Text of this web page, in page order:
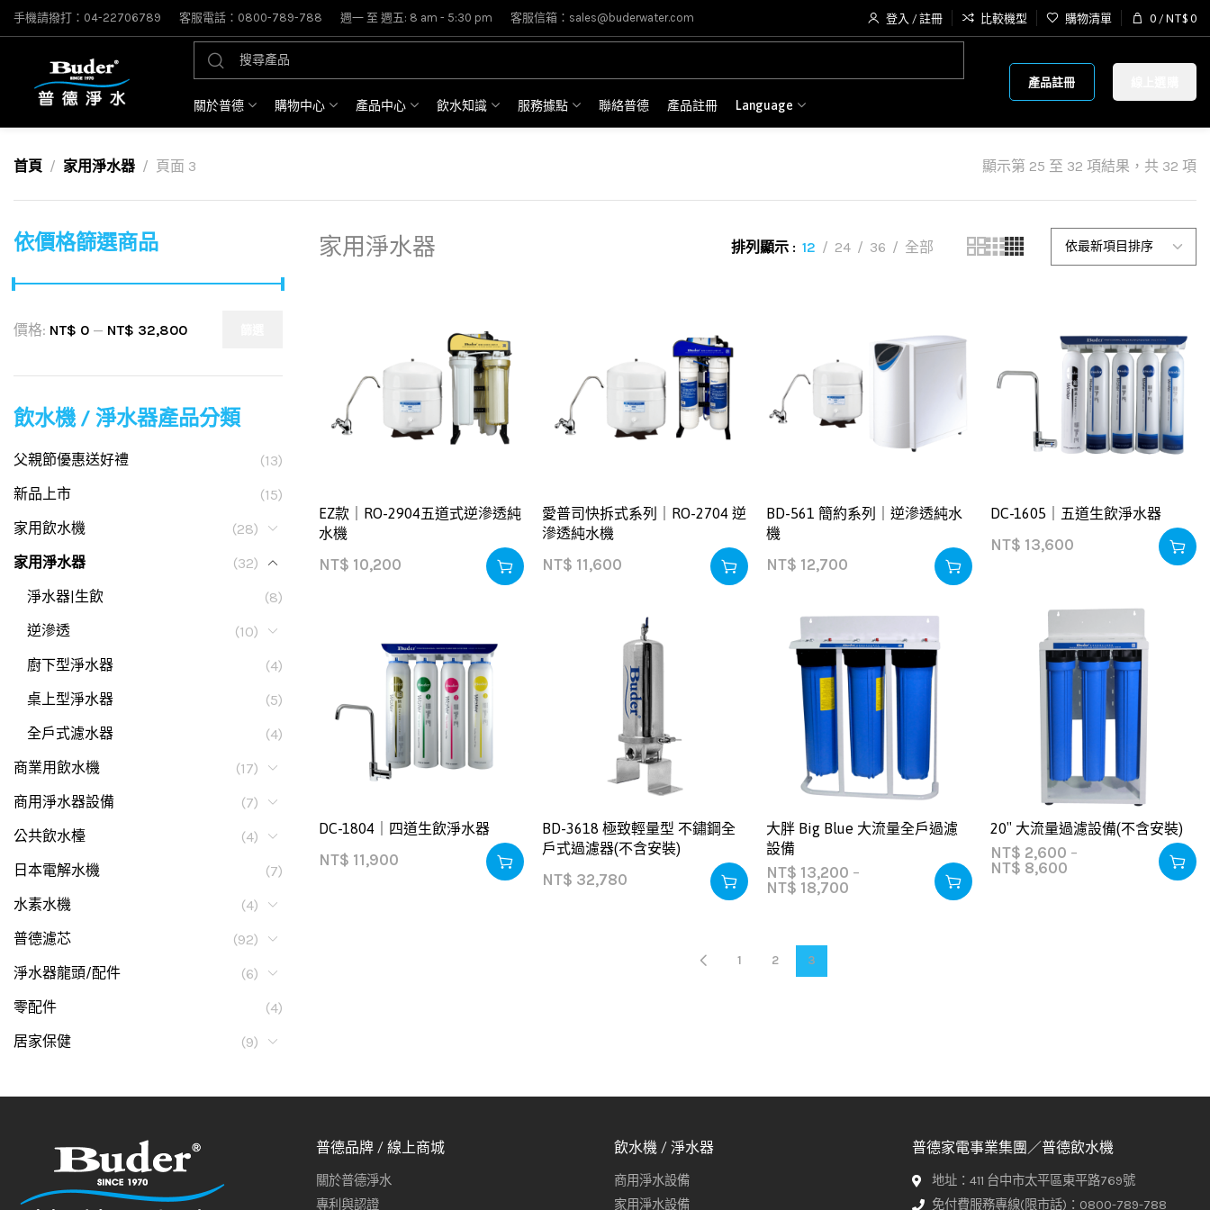
手機請撥打：04-22706789 客服電話：0800-789-788 週一 至 週五: 8 am - 5:30 pm 客服信箱：sales@buderwater.com 登入 / 註冊 比較機型 購物清單 0 / NT$ 0
關於普德 購物中心 產品中心 飲水知識 服務據點 聯絡普德 產品註冊 Language
產品註冊
首頁 家用淨水器 頁面 3 顯示第 25 至 32 項結果，共 32 項
依價格篩選商品
價格: NT$ 0 — NT$ 32,800
飲水機 / 淨水器產品分類
父親節優惠送好禮
(13)
新品上市
(15)
家用飲水機
(28)
家用淨水器
(32)
淨水器|生飲
(8)
逆滲透
(10)
廚下型淨水器
(4)
桌上型淨水器
(5)
全戶式濾水器
(4)
商業用飲水機
(17)
商用淨水器設備
(7)
公共飲水檯
(4)
日本電解水機
(7)
水素水機
(4)
普德濾芯
(92)
淨水器龍頭/配件
(6)
零配件
(4)
居家保健
(9)
家用淨水器 排列顯示 12 24 36 全部
EZ款｜RO-2904五道式逆滲透純
水機
NT$ 10,200
愛普司快拆式系列｜RO-2704 逆
滲透純水機
NT$ 11,600
BD-561 簡約系列｜逆滲透純水
機
NT$ 12,700
DC-1605｜五道生飲淨水器
NT$ 13,600
DC-1804｜四道生飲淨水器
NT$ 11,900
BD-3618 極致輕量型 不鏽鋼全
戶式過濾器(不含安裝)
NT$ 32,780
大胖 Big Blue 大流量全戶過濾
設備
NT$ 13,200 –
NT$ 18,700
20″ 大流量過濾設備(不含安裝)
NT$ 2,600 –
NT$ 8,600
1 2 3
普德品牌 / 線上商城
關於普德淨水
專利與認證
飲水機 / 淨水器
商用淨水設備
家用淨水設備
普德家電事業集團／普德飲水機
地址：411 台中市太平區東平路769號
免付費服務專線(限市話)：0800-789-788